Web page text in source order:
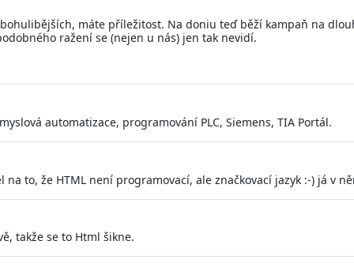
máte příležitost. Na doniu teď běží kampaň na
ražení se (nejen u nás) jen tak nevidí.
automatizace, programování PLC, Siemens, TIA Portál.
na to, že HTML není programovací, ale značkovací jazyk :-) já v
takže se to Html šikne.